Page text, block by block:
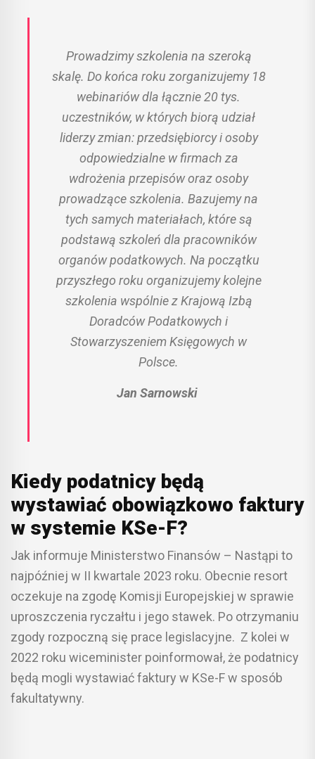
Prowadzimy szkolenia na szeroką
skalę. Do końca roku zorganizujemy 18
webinariów dla łącznie 20 tys.
uczestników, w których biorą udział
liderzy zmian: przedsiębiorcy i osoby
odpowiedzialne w firmach za
wdrożenia przepisów oraz osoby
prowadzące szkolenia. Bazujemy na
tych samych materiałach, które są
podstawą szkoleń dla pracowników
organów podatkowych. Na początku
przyszłego roku organizujemy kolejne
szkolenia wspólnie z Krajową Izbą
Doradców Podatkowych i
Stowarzyszeniem Księgowych w
Polsce.
Jan Sarnowski
Kiedy podatnicy będą
wystawiać obowiązkowo faktury
w systemie KSe-F?
Jak informuje Ministerstwo Finansów – Nastąpi to
najpóźniej w II kwartale 2023 roku. Obecnie resort
oczekuje na zgodę Komisji Europejskiej w sprawie
uproszczenia ryczałtu i jego stawek. Po otrzymaniu
zgody rozpoczną się prace legislacyjne. Z kolei w
2022 roku wiceminister poinformował, że podatnicy
będą mogli wystawiać faktury w KSe-F w sposób
fakultatywny.